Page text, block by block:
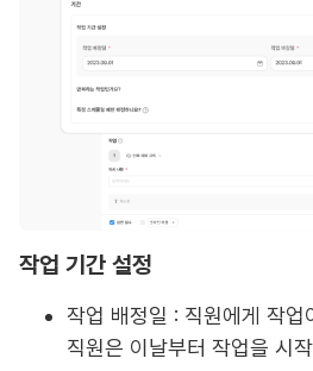
작업 기간 설정
작업 배정일 : 직원에게 작업
직원은 이날부터 작업을 시